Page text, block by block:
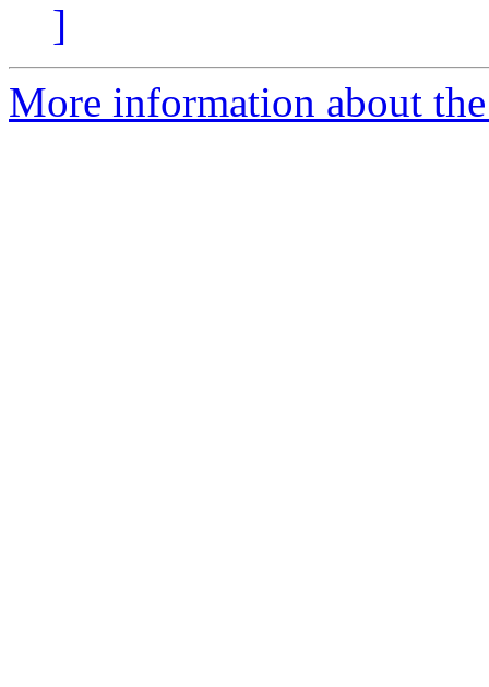
]
More information about